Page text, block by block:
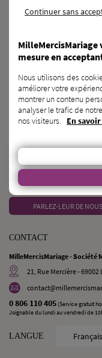
NOS RÉSEAUX
BESOIN d’une
DÉCOUVRIR
PROFESSIONNELdu
INSCRIVEZ-VOUS SUR
VOUS CONNAISSEZ
PARLEZ-LEUR DE
CONTACT
MilleMercisMariage - Société
21, Rue Mercière - 69002
0 806 110 405 (Service gratuit
Joignable du lundi au vendredi de
LANGUE Français
Continuer sans
MilleMercisMariage
mesure en
Nous utilisons des
améliorer votre
montrer un contenu
analyser le trafic de
nos visiteurs. En